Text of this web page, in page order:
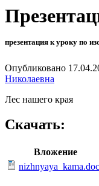
презентация к уроку по
Опубликовано
Николаевна
Лес нашего края
Скачать:
Вложение